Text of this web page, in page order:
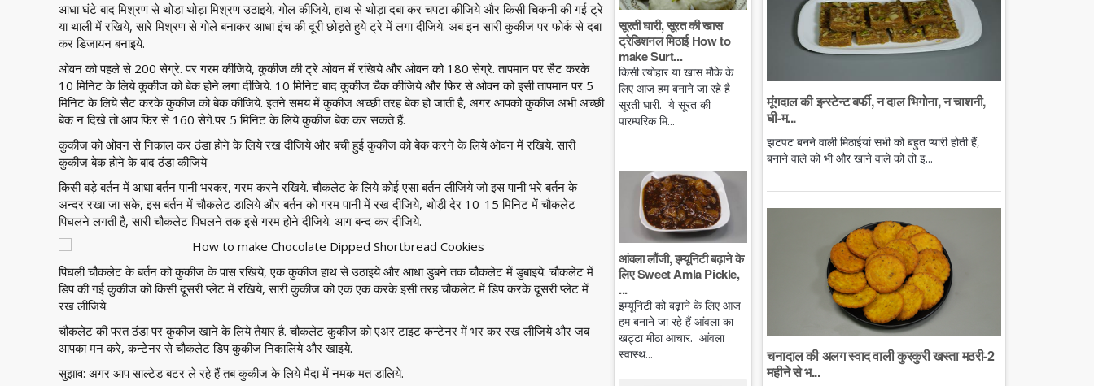
आधा घंटे बाद मिश्रण से थोड़ा थोड़ा मिश्रण उठाइये, गोल कीजिये, हाथ से थोड़ा दबा कर चपटा कीजिये और किसी चिकनी की गई ट्रे
या थाली में रखिये, सारे मिश्रण से गोले बनाकर आधा इंच की दूरी छोड़ते हुये ट्रे में लगा दीजिये. अब इन सारी कुकीज पर फोर्क से दबा
कर डिजायन बनाइये.
ओवन को पहले से 200 सेग्रे. पर गरम कीजिये, कुकीज की ट्रे ओवन में रखिये और ओवन को 180 सेग्रे. तापमान पर सैट करके
10 मिनिट के लिये कुकीज को बेक होने लगा दीजिये. 10 मिनिट बाद कुकीज चैक कीजिये और फिर से ओवन को इसी तापमान पर 5
मिनिट के लिये सैट करके कुकीज को बेक कीजिये. इतने समय में कुकीज अच्छी तरह बेक हो जाती है, अगर आपको कुकीज अभी अच्छी
बेक न दिखे तो आप फिर से 160 सेगे.पर 5 मिनिट के लिये कुकीज बेक कर सकते हैं.
कुकीज को ओवन से निकाल कर ठंडा होने के लिये रख दीजिये और बची हुई कुकीज को बेक करने के लिये ओवन में रखिये. सारी
कुकीज बेक होने के बाद ठंडा कीजिये
किसी बड़े बर्तन में आधा बर्तन पानी भरकर, गरम करने रखिये. चौकलेट के लिये कोई एसा बर्तन लीजिये जो इस पानी भरे बर्तन के
अन्दर रखा जा सके, इस बर्तन में चौकलेट डालिये और बर्तन को गरम पानी में रख दीजिये, थोड़ी देर 10-15 मिनिट में चौकलेट
पिघलने लगती है, सारी चौकलेट पिघलने तक इसे गरम होने दीजिये. आग बन्द कर दीजिये.
पिघली चौकलेट के बर्तन को कुकीज के पास रखिये, एक कुकीज हाथ से उठाइये और आधा डुबने तक चौकलेट में डुबाइये. चौकलेट में
डिप की गई कुकीज को किसी दूसरी प्लेट में रखिये, सारी कुकीज को एक एक करके इसी तरह चौकलेट में डिप करके दूसरी प्लेट में
रख लीजिये.
चौकलेट की परत ठंडा पर कुकीज खाने के लिये तैयार है. चौकलेट कुकीज को एअर टाइट कन्टेनर में भर कर रख लीजिये और जब
आपका मन करे, कन्टेनर से चौकलेट डिप कुकीज निकालिये और खाइये.
सुझाव: अगर आप साल्टेड बटर ले रहे हैं तब कुकीज के लिये मैदा में नमक मत डालिये.
सूरती घारी, सूरत की खास
ट्रेडिशनल मिठाई How to
make Surt...
किसी त्योहार या खास मौके के
लिए आज हम बनाने जा रहे है
सूरती घारी. ये सूरत की
पारम्परिक मि...
आंवला लौंजी, इम्यूनिटी बढ़ाने के
लिए Sweet Amla Pickle,
...
इम्यूनिटी को बढ़ाने के लिए आज
हम बनाने जा रहे हैं आंवला का
खट्टा मीठा आचार. आंवला
स्वास्थ...
मूंगदाल की इन्स्टेन्ट बर्फी, न दाल भिगोना, न चाशनी,
घी-म...
झटपट बनने वाली मिठाईयां सभी को बहुत प्यारी होती हैं,
बनाने वाले को भी और खाने वाले को तो इ...
चनादाल की अलग स्वाद वाली कुरकुरी खस्ता मठरी-2
महीने से भ...